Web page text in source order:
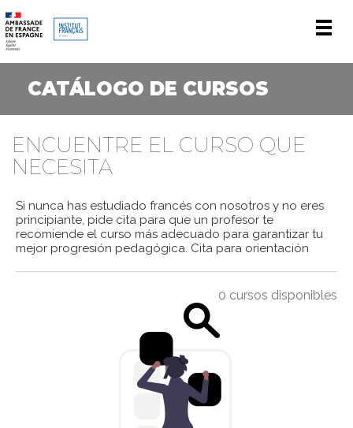
CATÁLOGO DE CURSOS
ENCUENTRE EL CURSO QUE
NECESITA
Si nunca has estudiado francés con nosotros y no eres
principiante, pide cita para que un profesor te
recomiende el curso más adecuado para garantizar tu
mejor progresión pedagógica. Cita para orientación
0 cursos disponibles